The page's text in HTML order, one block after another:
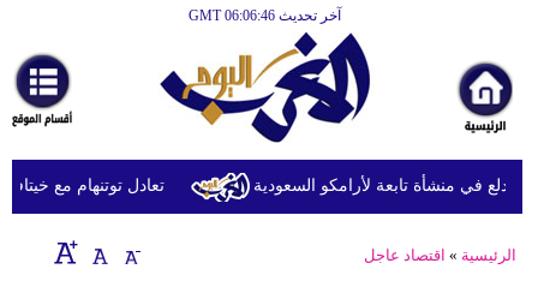
آخر تحديث GMT 06:06:46
أخبارعاجلة
رياضة
ثقافة
إقتصاد
تعادل توتنهام مع خيتافي في منشأة تابعة لأرامكو السعودية
الرئيسية » اقتصاد عاجل